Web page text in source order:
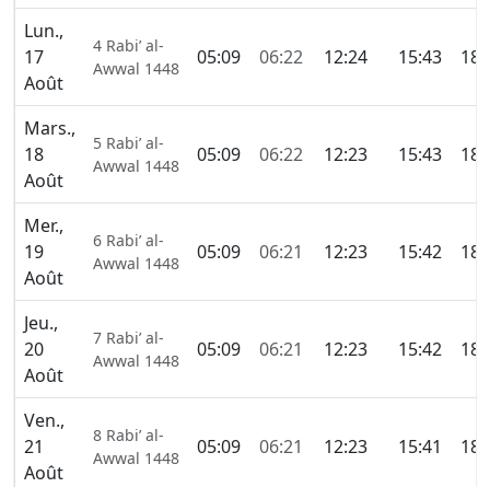
Lun.,
17
Août
4 Rabi’ al-
Awwal 1448
05:09 06:22 12:24 15:43
Mars.,
18
Août
5 Rabi’ al-
Awwal 1448
05:09 06:22 12:23 15:43
Mer.,
19
Août
6 Rabi’ al-
Awwal 1448
05:09 06:21 12:23 15:42
Jeu.,
20
Août
7 Rabi’ al-
Awwal 1448
05:09 06:21 12:23 15:42
Ven.,
21
Août
8 Rabi’ al-
Awwal 1448
05:09 06:21 12:23 15:41